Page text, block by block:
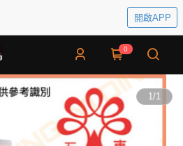
開啟APP
0
1/1